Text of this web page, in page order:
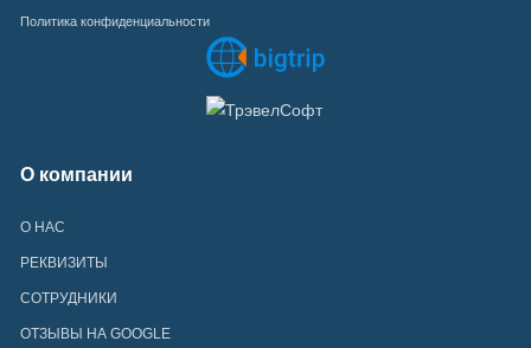
Политика конфиденциальности
О компании
О НАС
РЕКВИЗИТЫ
СОТРУДНИКИ
ОТЗЫВЫ НА GOOGLE